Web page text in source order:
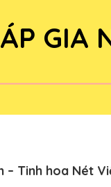
GIA
– Tinh hoa Nét